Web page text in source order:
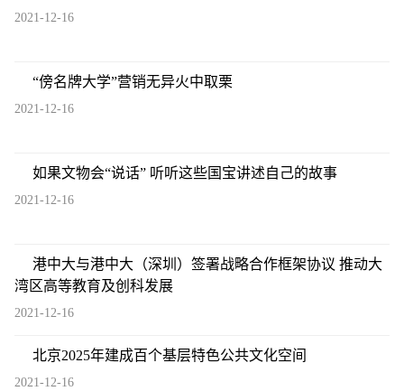
2021-12-16
“傍名牌大学”营销无异火中取栗
2021-12-16
如果文物会“说话” 听听这些国宝讲述自己的故事
2021-12-16
港中大与港中大（深圳）签署战略合作框架协议 推动大
湾区高等教育及创科发展
2021-12-16
北京2025年建成百个基层特色公共文化空间
2021-12-16